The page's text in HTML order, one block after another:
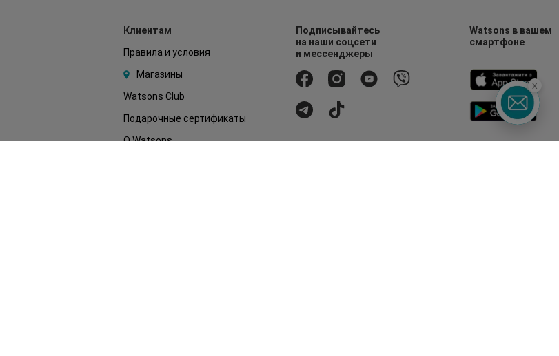
Клиентам
Правила и условия
Магазины
Watsons Club
Подарочные сертификаты
О Watsons
Подписывайтесь
на наши соцсети
и мессенджеры
Watsons в вашем
смартфоне
x